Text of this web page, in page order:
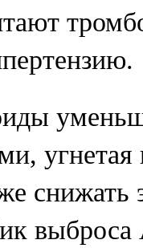
снижать